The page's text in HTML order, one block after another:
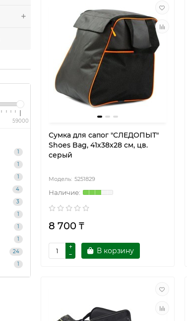
59000
1
1
1
4
3
1
1
1
24
1
Сумка для сапог "СЛЕДОПЫТ"
Shoes Bag, 41х38х28 см, цв.
серый
5251829
8 700 ₸
В корзину